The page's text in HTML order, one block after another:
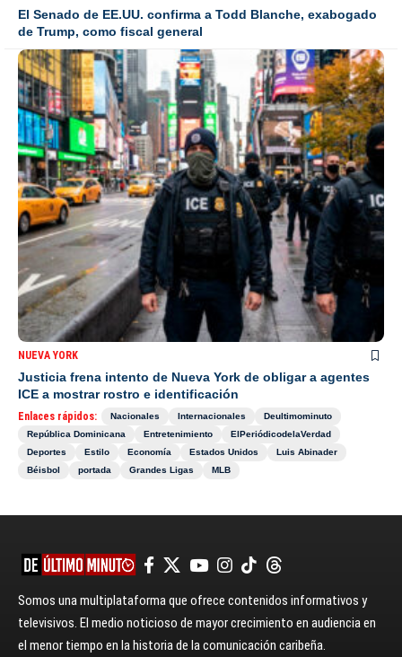
El Senado de EE.UU. confirma a Todd Blanche, exabogado
de Trump, como fiscal general
NUEVA YORK
Justicia frena intento de Nueva York de obligar a agentes
ICE a mostrar rostro e identificación
Enlaces rápidos: Nacionales Internacionales
Deultimominuto
República Dominicana
Entretenimiento
ElPeriódicodelaVerdad
Deportes
Estilo Economía Estados Unidos
Luis Abinader
Béisbol
portada Grandes Ligas MLB
Somos una multiplataforma que ofrece contenidos informativos y
televisivos. El medio noticioso de mayor crecimiento en audiencia en
el menor tiempo en la historia de la comunicación caribeña.